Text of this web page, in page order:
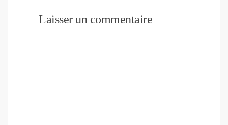
Laisser un commentaire